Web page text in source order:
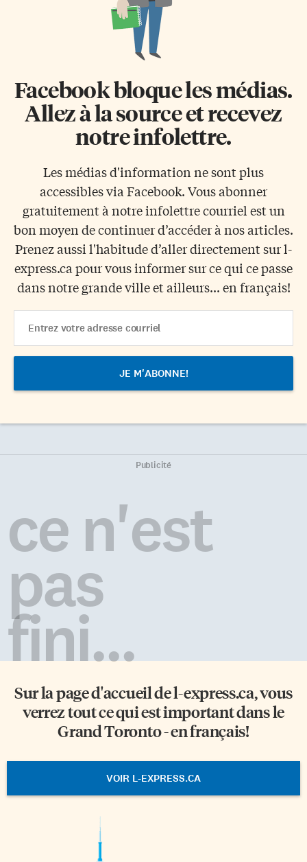
Facebook bloque les médias.
Allez à la source et recevez
notre infolettre.
Les médias d'information ne sont plus
accessibles via Facebook. Vous abonner
gratuitement à notre infolettre courriel est un
bon moyen de continuer d’accéder à nos articles.
Prenez aussi l'habitude d’aller directement sur l-
express.ca pour vous informer sur ce qui ce passe
dans notre grande ville et ailleurs... en français!
Address
Publicité
ce n'est
pas
fini...
Sur la page d'accueil del-express.ca, vous
verrez tout ce qui est important dans le
Grand Toronto - en français!
VOIR L-EXPRESS.CA